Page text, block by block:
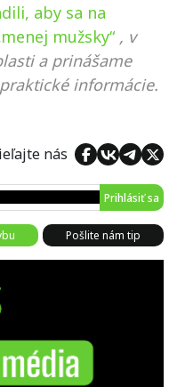
aby sa na
mužsky“ , v
a prinášame
informácie.
nás
Prihlásiť sa
Pošlite nám tip